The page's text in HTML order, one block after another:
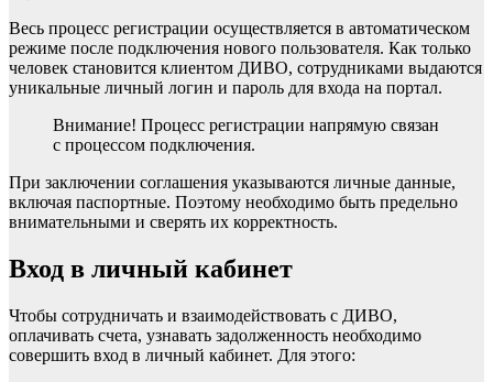
Весь процесс регистрации осуществляется в автоматическом
режиме после подключения нового пользователя. Как только
человек становится клиентом ДИВО, сотрудниками выдаются
уникальные личный логин и пароль для входа на портал.
Внимание! Процесс регистрации напрямую связан
с процессом подключения.
При заключении соглашения указываются личные данные,
включая паспортные. Поэтому необходимо быть предельно
внимательными и сверять их корректность.
Вход в личный кабинет
Чтобы сотрудничать и взаимодействовать с ДИВО,
оплачивать счета, узнавать задолженность необходимо
совершить вход в личный кабинет. Для этого: